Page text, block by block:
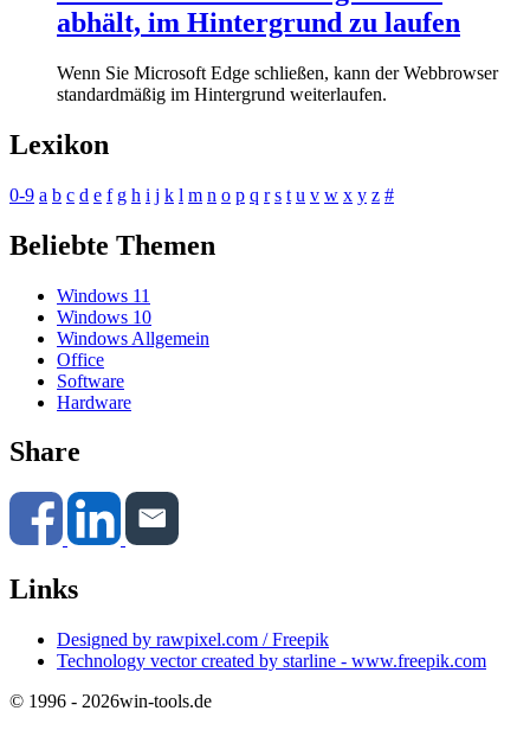
abhält, im Hintergrund zu laufen
Wenn Sie Microsoft Edge schließen, kann der Webbrowser
standardmäßig im Hintergrund weiterlaufen.
Lexikon
0-9 a b c d e f g h i j k l m n o p q r s t u v w x y z #
Beliebte Themen
Windows 11
Windows 10
Windows Allgemein
Office
Software
Hardware
Share
Links
Designed by rawpixel.com / Freepik
Technology vector created by starline - www.freepik.com
© 1996 - 2026win-tools.de